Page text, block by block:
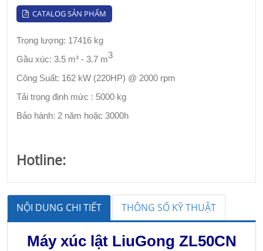
CATALOG SẢN PHẨM
Trọng lượng: 17416 kg
Gầu xúc: 3.5 m³ - 3.7 m3
Công Suất: 162 kW (220HP) @ 2000 rpm
Tải trọng định mức : 5000 kg
Bảo hành: 2 năm hoặc 3000h
Hotline:
NỘI DUNG CHI TIẾT THÔNG SỐ KỸ THUẬT
Máy xúc lật LiuGong ZL50CN